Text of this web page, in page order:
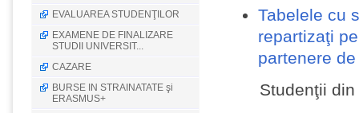
EVALUAREA STUDENŢILOR
EXAMENE DE FINALIZARE
STUDII UNIVERSIT...
CAZARE
BURSE IN STRAINATATE şi
ERASMUS+
Tabelele cu
repartizaţi
partenere
Studenţii